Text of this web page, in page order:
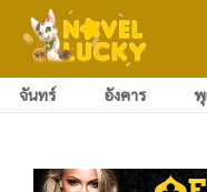
จันทร์ อังคาร พุ